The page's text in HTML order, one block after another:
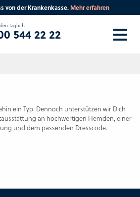
ein Typ. Dennoch unterstützen wir Dich
an hochwertigen Hemden, einer
und dem passenden Dresscode.
von der Krankenkasse. Mehr erfahren
täglich
544 22 22
Sie suchen eine Beratung vor Ort?
Beratung